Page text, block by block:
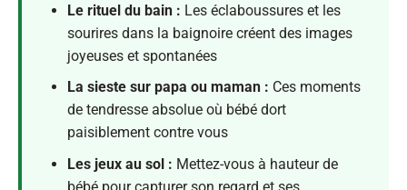
Le rituel du bain : Les éclaboussures et les
sourires dans la baignoire créent des images
joyeuses et spontanées
La sieste sur papa ou maman : Ces moments
de tendresse absolue où bébé dort
paisiblement contre vous
Les jeux au sol : Mettez-vous à hauteur de